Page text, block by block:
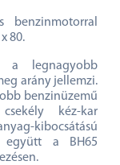
benzinmotorral
80.
a legnagyobb
arány jellemzi.
benzinüzemű
kéz-kar
kibocsátású
együtt a BH65